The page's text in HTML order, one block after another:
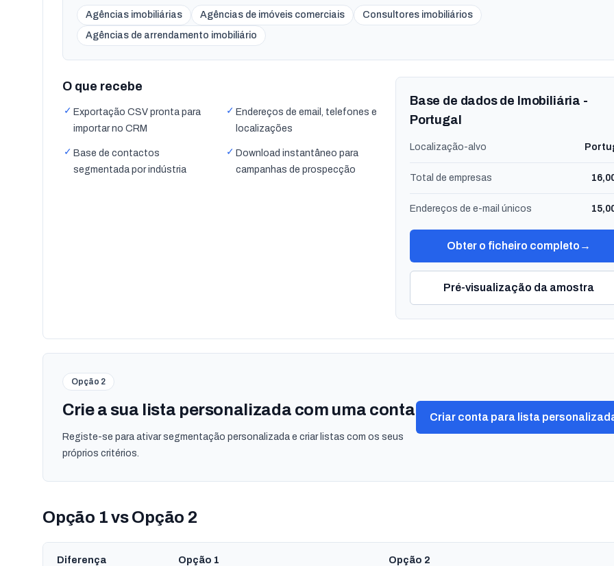
Agências imobiliárias Agências de imóveis comerciais
Consultores imobiliários
Agências de arrendamento imobiliário
O que recebe
✓ Exportação CSV pronta para
importar no CRM
✓ Endereços de email, telefones e
localizações
✓ Base de contactos
segmentada por indústria
✓ Download instantâneo para
campanhas de prospecção
Base de dados de Imobiliária -
Portugal
Localização-alvo
Total de empresas
Endereços de e-mail únicos
Obter o ficheiro completo →
Pré-visualização da amostra
Opção 2
Crie a sua lista personalizada com uma conta
Registe-se para ativar segmentação personalizada e criar listas com os seus
próprios critérios.
Criar conta para lista
Opção 1 vs Opção 2
Diferença Opção 1 Opção 2